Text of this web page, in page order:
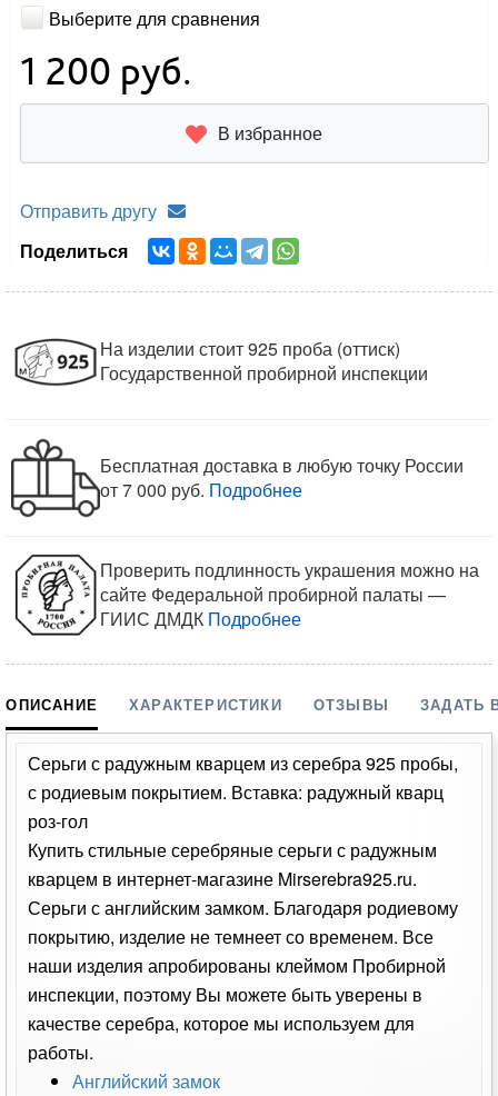
Выберите для сравнения
1 200 руб.
В избранное
Отправить другу
Поделиться
На изделии стоит 925 проба (оттиск)
Государственной пробирной инспекции
Бесплатная доставка в любую точку России
от 7 000 руб. Подробнее
Проверить подлинность украшения можно на
сайте Федеральной пробирной палаты —
ГИИС ДМДК Подробнее
ОПИСАНИЕ ХАРАКТЕРИСТИКИ ОТЗЫВЫ ЗАДАТЬ
Серьги с радужным кварцем из серебра 925 пробы,
с родиевым покрытием. Вставка: радужный кварц
роз-гол
Купить стильные серебряные серьги с радужным
кварцем в интернет-магазине Mirserebra925.ru.
Серьги с английским замком. Благодаря родиевому
покрытию, изделие не темнеет со временем. Все
наши изделия апробированы клеймом Пробирной
инспекции, поэтому Вы можете быть уверены в
качестве серебра, которое мы используем для
работы.
Английский замок